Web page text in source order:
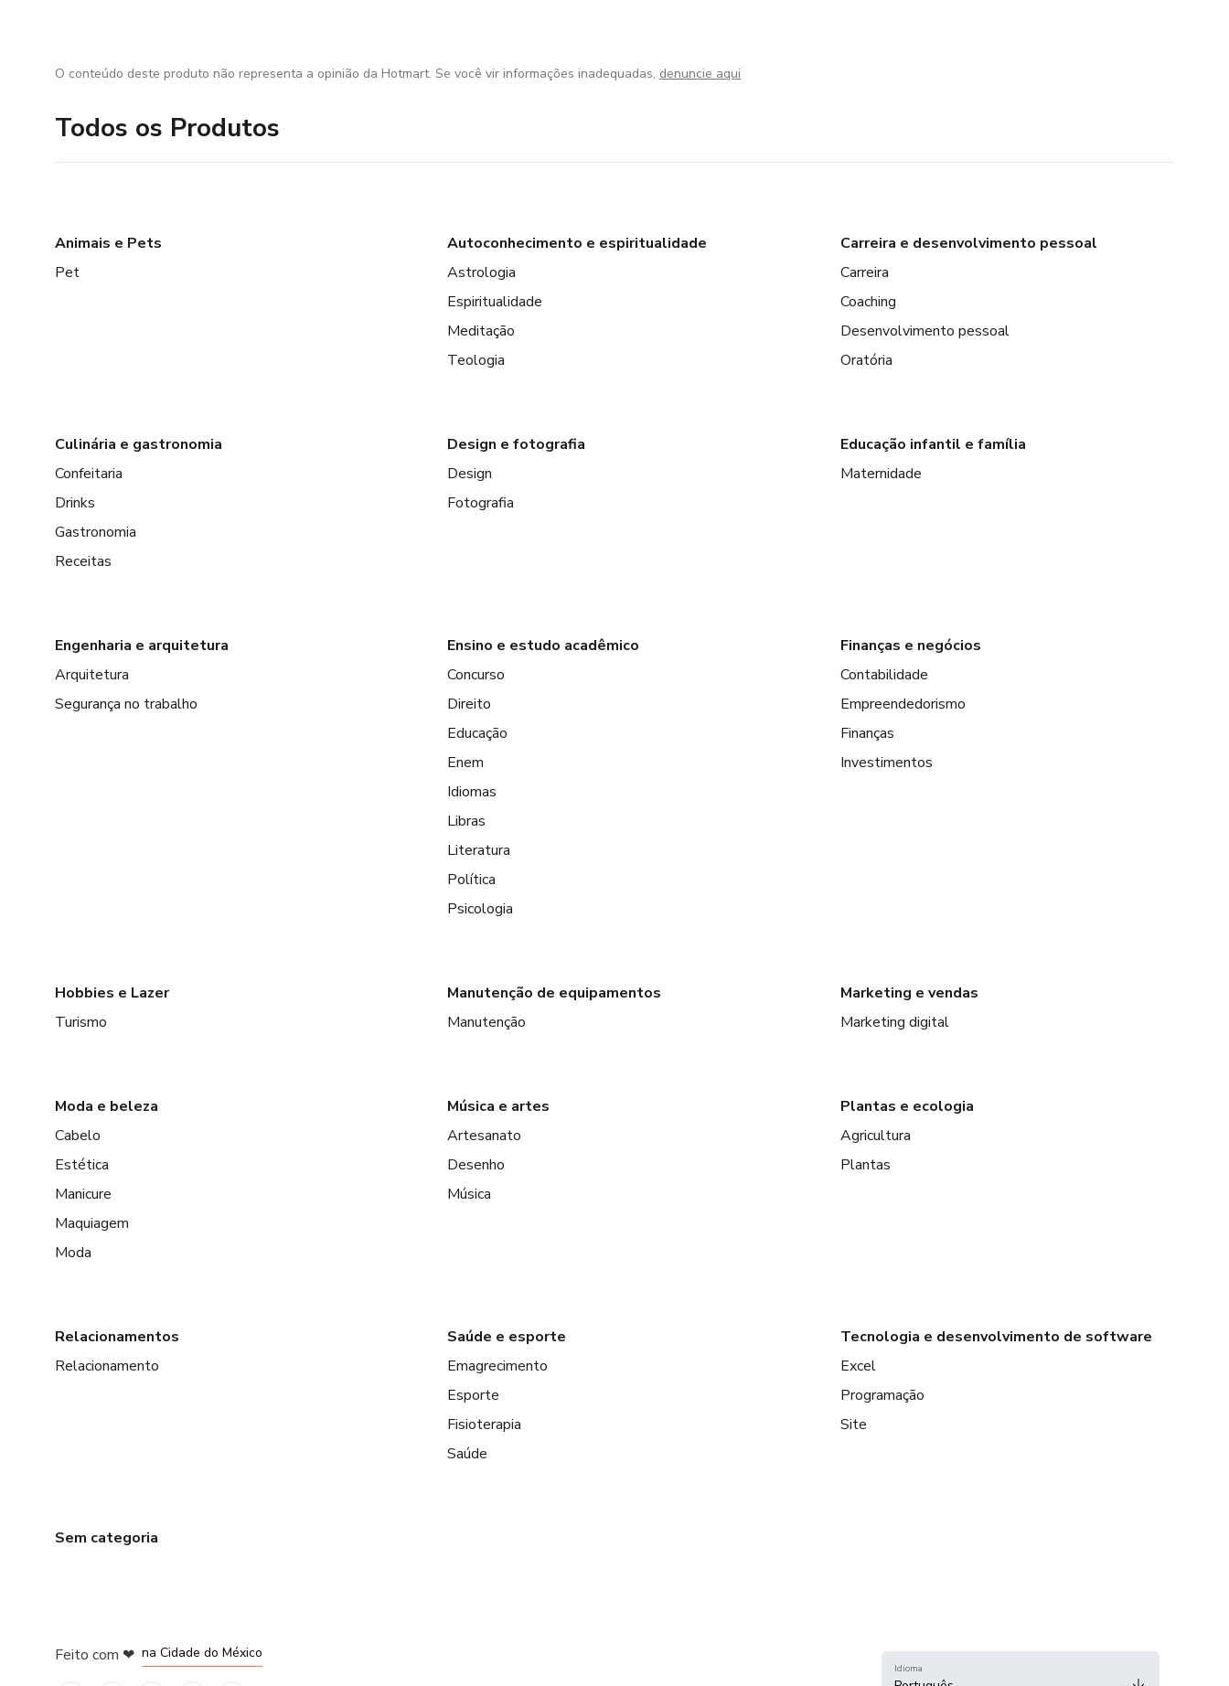
O conteúdo deste produto não representa a opinião da Hotmart. Se você vir informações inadequadas, denuncie aqui
Todos os Produtos
Animais e Pets
Pet
Autoconhecimento e espiritualidade
Astrologia
Espiritualidade
Meditação
Teologia
Carreira e desenvolvimento pessoal
Carreira
Coaching
Desenvolvimento pessoal
Oratória
Culinária e gastronomia
Confeitaria
Drinks
Gastronomia
Receitas
Design e fotografia
Design
Fotografia
Educação infantil e família
Maternidade
Engenharia e arquitetura
Arquitetura
Segurança no trabalho
Ensino e estudo acadêmico
Concurso
Direito
Educação
Enem
Idiomas
Libras
Literatura
Política
Psicologia
Finanças e negócios
Contabilidade
Empreendedorismo
Finanças
Investimentos
Hobbies e Lazer
Turismo
Manutenção de equipamentos
Manutenção
Marketing e vendas
Marketing digital
Moda e beleza
Cabelo
Estética
Manicure
Maquiagem
Moda
Música e artes
Artesanato
Desenho
Música
Plantas e ecologia
Agricultura
Plantas
Relacionamentos
Relacionamento
Saúde e esporte
Emagrecimento
Esporte
Fisioterapia
Saúde
Tecnologia e desenvolvimento de software
Excel
Programação
Site
Sem categoria
Feito com ❤ na Cidade do México
Idioma